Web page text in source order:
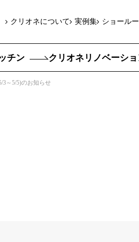
クリオネについて 実例集 ショール
チン クリオネリノベーシ
3～5/5)のお知らせ